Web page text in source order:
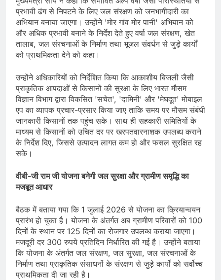
प्रभावी ढंग से निपटने के लिए जल संरक्षण को जनभागीदारी का
अभियान बनाया जाएगा। उन्होंने 'मोर गांव मोर पानी' अभियान को
और अधिक प्रभावी बनाने के निर्देश देते हुए वर्षा जल संरक्षण, खेत
तालाब, जल संरचनाओं के निर्माण तथा भूजल संवर्धन से जुड़े कार्यों
को प्राथमिकता देने को कहा।
उन्होंने अधिकारियों को निर्देशित किया कि आकाशीय बिजली जैसी
प्राकृतिक आपदाओं से किसानों की सुरक्षा के लिए भारत मौसम
विज्ञान विभाग द्वारा विकसित 'सचेत', 'दामिनी' और 'मेघदूत' मोबाइल
एप का व्यापक प्रचार-प्रसार किया जाए ताकि समय पर मौसम संबंधी
जानकारी किसानों तक पहुंच सके। साथ ही सहकारी समितियों के
माध्यम से किसानों को उचित दर पर खरपतवारनाशक उपलब्ध कराने
के निर्देश दिए, जिससे उत्पादन लागत कम हो और फसल सुरक्षित रह
सके।
वीबी-जी राम जी योजना बनेगी जल सुरक्षा और ग्रामीण समृद्धि का
मजबूत आधार
बैठक में बताया गया कि 1 जुलाई 2026 से योजना का क्रियान्वयन
प्रारंभ हो चुका है। योजना के अंतर्गत अब ग्रामीण परिवारों को 100
दिनों के स्थान पर 125 दिनों का रोजगार उपलब्ध कराया जाएगा।
मजदूरी दर 300 रुपये प्रतिदिन निर्धारित की गई है। उन्होंने बताया
कि योजना के अंतर्गत जल संरक्षण, जल सुरक्षा, जल संरचनाओं के
निर्माण तथा प्राकृतिक संसाधनों के संरक्षण से जुड़े कार्यों को सर्वोच्च
प्राथमिकता दी जा रही है।